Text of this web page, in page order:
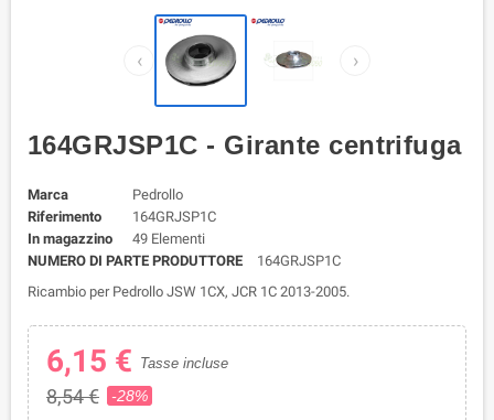
‹ ›
164GRJSP1C - Girante centrifuga
Marca
Pedrollo
Riferimento
164GRJSP1C
In magazzino
49 Elementi
NUMERO DI PARTE PRODUTTORE
164GRJSP1C
Ricambio per Pedrollo JSW 1CX, JCR 1C 2013-2005.
6,15 € Tasse incluse
8,54 € -28%